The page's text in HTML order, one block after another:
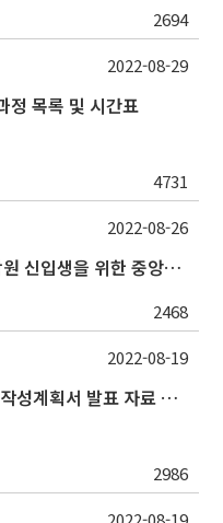
2694
정 목록 및 시간표
4731
2022-08-29
2022학년도 2학기 (온라인)대학원 신입생을 위한 중앙도서관 오리엔테이션 안내
2468
2022-08-26
2022학년도 2학기 석·박사 논문작성계획서 발표 자료 제출 및 발표 시간 안내
2986
2022-08-19